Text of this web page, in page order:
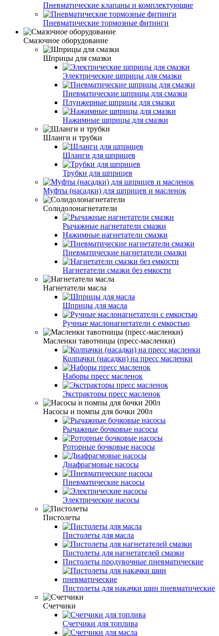
Пневматические клапаны и комплектующие
Пневматические тормозные фитинги
Смазочное оборудование
Шприцы для смазки
Электрические шприцы для смазки
Пневматические шприцы для смазки
Плунжерные шприцы для смазки
Нажимные шприцы для смазки
Шланги и трубки
Шланги для шприцев
Трубки для шприцев
Муфты (насадки) для шприцев и масленок
Солидолонагнетатели
Рычажные нагнетатели смазки
Нажимные нагнетатели смазки
Пневматические нагнетатели смазки
Нагнетатели смазки без емкости
Нагнетатели масла
Шприцы для масла
Ручные маслонагнетатели с емкостью
Масленки тавотницы (пресс-масленки)
Колпачки (насадки) на пресс масленки
Наборы пресс масленок
Экстракторы пресс масленок
Насосы и помпы для бочки 200л
Рычажные бочковые насосы
Роторные бочковые насосы
Диафрагмовые насосы
Пневматические насосы
Электрические насосы
Пистолеты
Пистолеты для масла
Пистолеты для нагнетателей смазки
Пистолеты продувочные пневматические
Пистолеты для накачки шин пневматические
Счетчики
Счетчики для топлива